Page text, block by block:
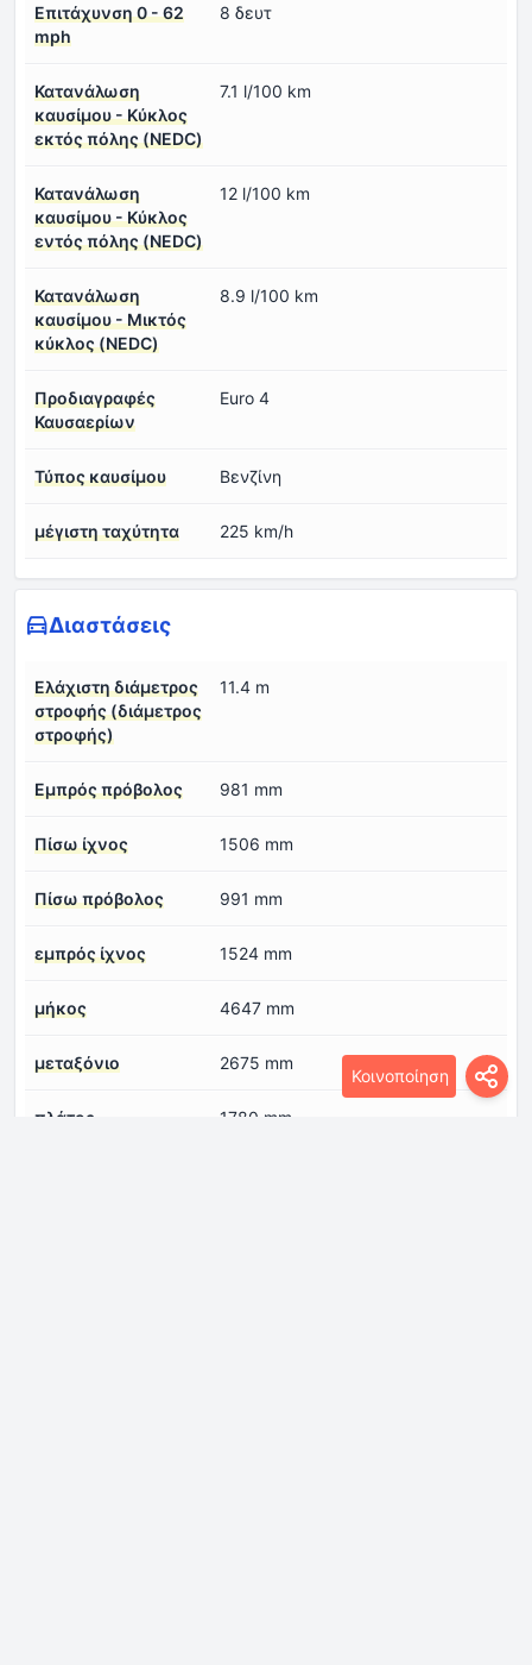
Κοινοποίηση
Επιτάχυνση 0 - 62
mph
8 δευτ
Κατανάλωση
καυσίμου - Κύκλος
εκτός πόλης (NEDC)
7.1 l/100 km
Κατανάλωση
καυσίμου - Κύκλος
εντός πόλης (NEDC)
12 l/100 km
Κατανάλωση
καυσίμου - Μικτός
κύκλος (NEDC)
8.9 l/100 km
Προδιαγραφές
Καυσαερίων
Euro 4
Τύπος καυσίμου Βενζίνη
μέγιστη ταχύτητα 225 km/h
Διαστάσεις
Ελάχιστη διάμετρος
στροφής (διάμετρος
στροφής)
11.4 m
Εμπρός πρόβολος 981 mm
Πίσω ίχνος 1506 mm
Πίσω πρόβολος 991 mm
εμπρός ίχνος 1524 mm
μήκος 4647 mm
μεταξόνιο 2675 mm
πλάτος 1780 mm